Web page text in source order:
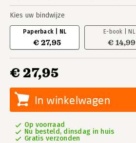
Kies uw bindwijze
Paperback | NL
€ 27,95
E-book | NL
€ 14,99
€ 27,95
In winkelwagen
Op voorraad
Nu besteld, dinsdag in huis
Gratis verzonden